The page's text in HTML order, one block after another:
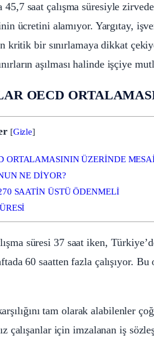
saat çalışma süresiyle
ücretini alamıyor. Yargıtay,
kritik bir sınırlamaya dikkat
aşılması halinde işçiye
OECD
[Gizle]
ORTALAMASININ ÜZERİNDE
NE DİYOR?
SAATİN ÜSTÜ ÖDENMELİ
süresi 37 saat iken,
60 saatten fazla çalışıyor.
tam olarak alabilenler
çalışanlar için imzalanan iş